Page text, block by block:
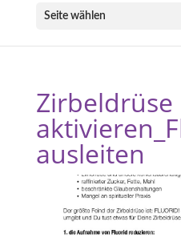
Seite wählen
Zirbeldrüse
ausleiten